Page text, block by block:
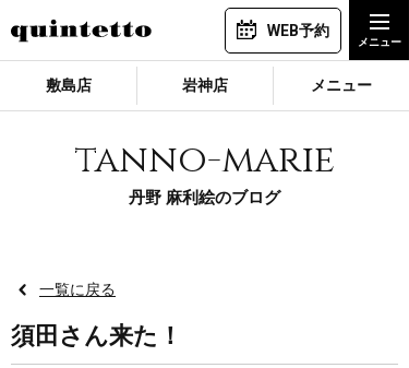
WEB予約
敷島店 岩神店 メニュー
tanno-marie
丹野 麻利絵のブログ
一覧に戻る
須田さん来た！